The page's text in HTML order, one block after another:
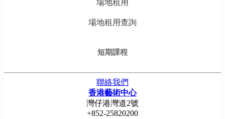
場地租用
場地租用查詢
短期課程
聯絡我們
香港藝術中心
灣仔港灣道2號
+852-25820200